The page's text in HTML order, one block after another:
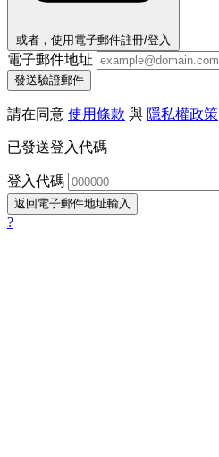
或者，使用電子郵件註冊/登入
電子郵件地址
發送驗證郵件
請在同意 使用條款 與 隱私權政策
已發送登入代碼
登入代碼
返回電子郵件地址輸入
?